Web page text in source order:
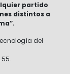
partido
distintos a
del
55.